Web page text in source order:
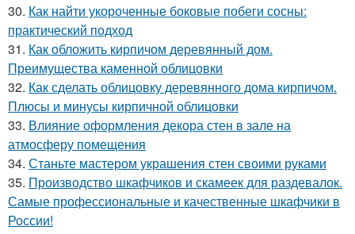
30. Как найти укороченные боковые побеги сосны:
практический подход
31. Как обложить кирпичом деревянный дом.
Преимущества каменной облицовки
32. Как сделать облицовку деревянного дома кирпичом.
Плюсы и минусы кирпичной облицовки
33. Влияние оформления декора стен в зале на
атмосферу помещения
34. Станьте мастером украшения стен своими руками
35. Производство шкафчиков и скамеек для раздевалок.
Самые профессиональные и качественные шкафчики в
России!